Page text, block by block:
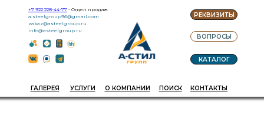
РЕКВИЗИТЫ
ВОПРОСЫ
ГАЛЕРЕЯ О КОМПАНИИ ПОИСК
+7 922 228-44-77 - Отдел продаж
a.steelgroup96@gmail.com
zakaz@asteelgroup.ru
info@asteelgroup.ru
КАТАЛОГ
УСЛУГИ КОНТАКТЫ